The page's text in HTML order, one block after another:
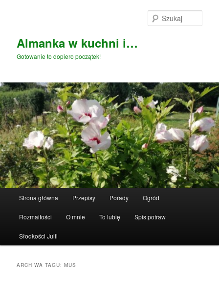
Almanka w kuchni i…
Gotowanie to dopiero początek!
Strona główna Przepisy Porady Ogród
Rozmaitości O mnie To lubię Spis potraw
Słodkości Julii
ARCHIWA TAGU:MUS